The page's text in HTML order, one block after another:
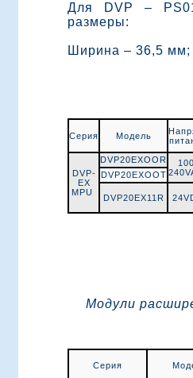
Для DVP –
размеры:
Ширина – 36,5
Серия Модель
DVP-
EX
MPU
DVP20EXOOR
DVP20EXOOT
DVP20EX11R
Модули
Серия